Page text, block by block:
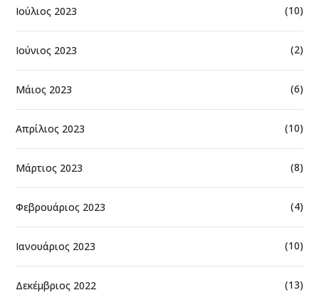
Ιούλιος 2023 (10)
Ιούνιος 2023 (2)
Μάιος 2023 (6)
Απρίλιος 2023 (10)
Μάρτιος 2023 (8)
Φεβρουάριος 2023 (4)
Ιανουάριος 2023 (10)
Δεκέμβριος 2022 (13)